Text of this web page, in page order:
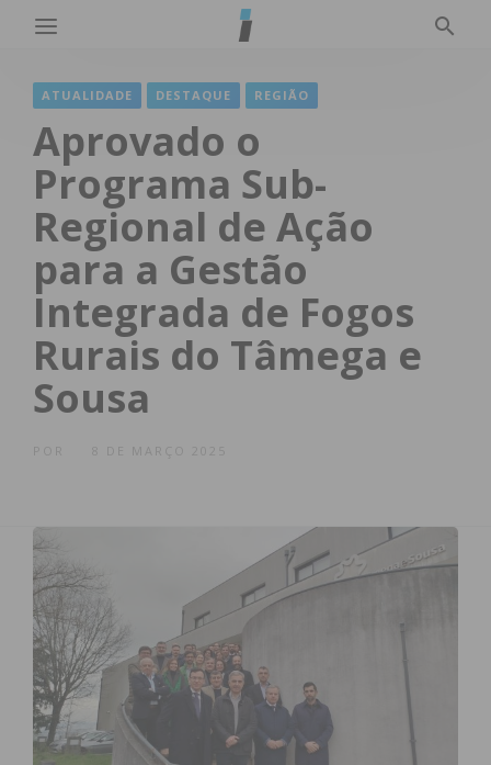
ATUALIDADE DESTAQUE REGIÃO
Aprovado o
Programa Sub-
Regional de Ação
para a Gestão
Integrada de Fogos
Rurais do Tâmega e
Sousa
8 DE MARÇO 2025